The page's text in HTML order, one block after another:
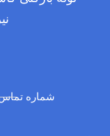
شماره تماس : ۰۹۱۲۷۶۰۹۵۰۰ آقای